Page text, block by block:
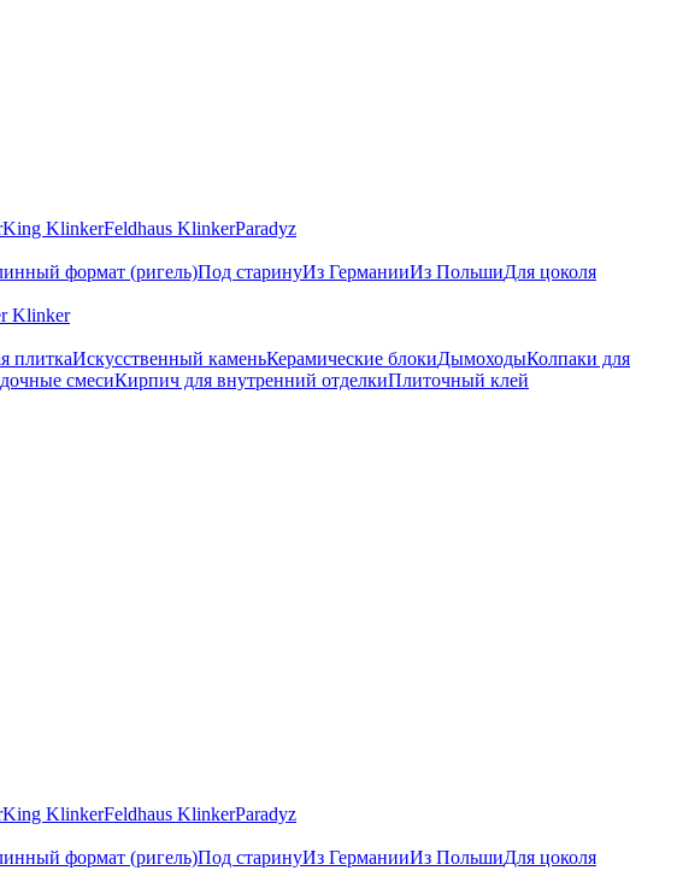
King KlinkerFeldhaus KlinkerParadyz
формат (ригель)Под старинуИз ГерманииИз ПольшиДля цоколя
Klinker
плиткаИскусственный каменьКерамические блокиДымоходыКолпаки для
смесиКирпич для внутренний отделкиПлиточный клей
King KlinkerFeldhaus KlinkerParadyz
формат (ригель)Под старинуИз ГерманииИз ПольшиДля цоколя